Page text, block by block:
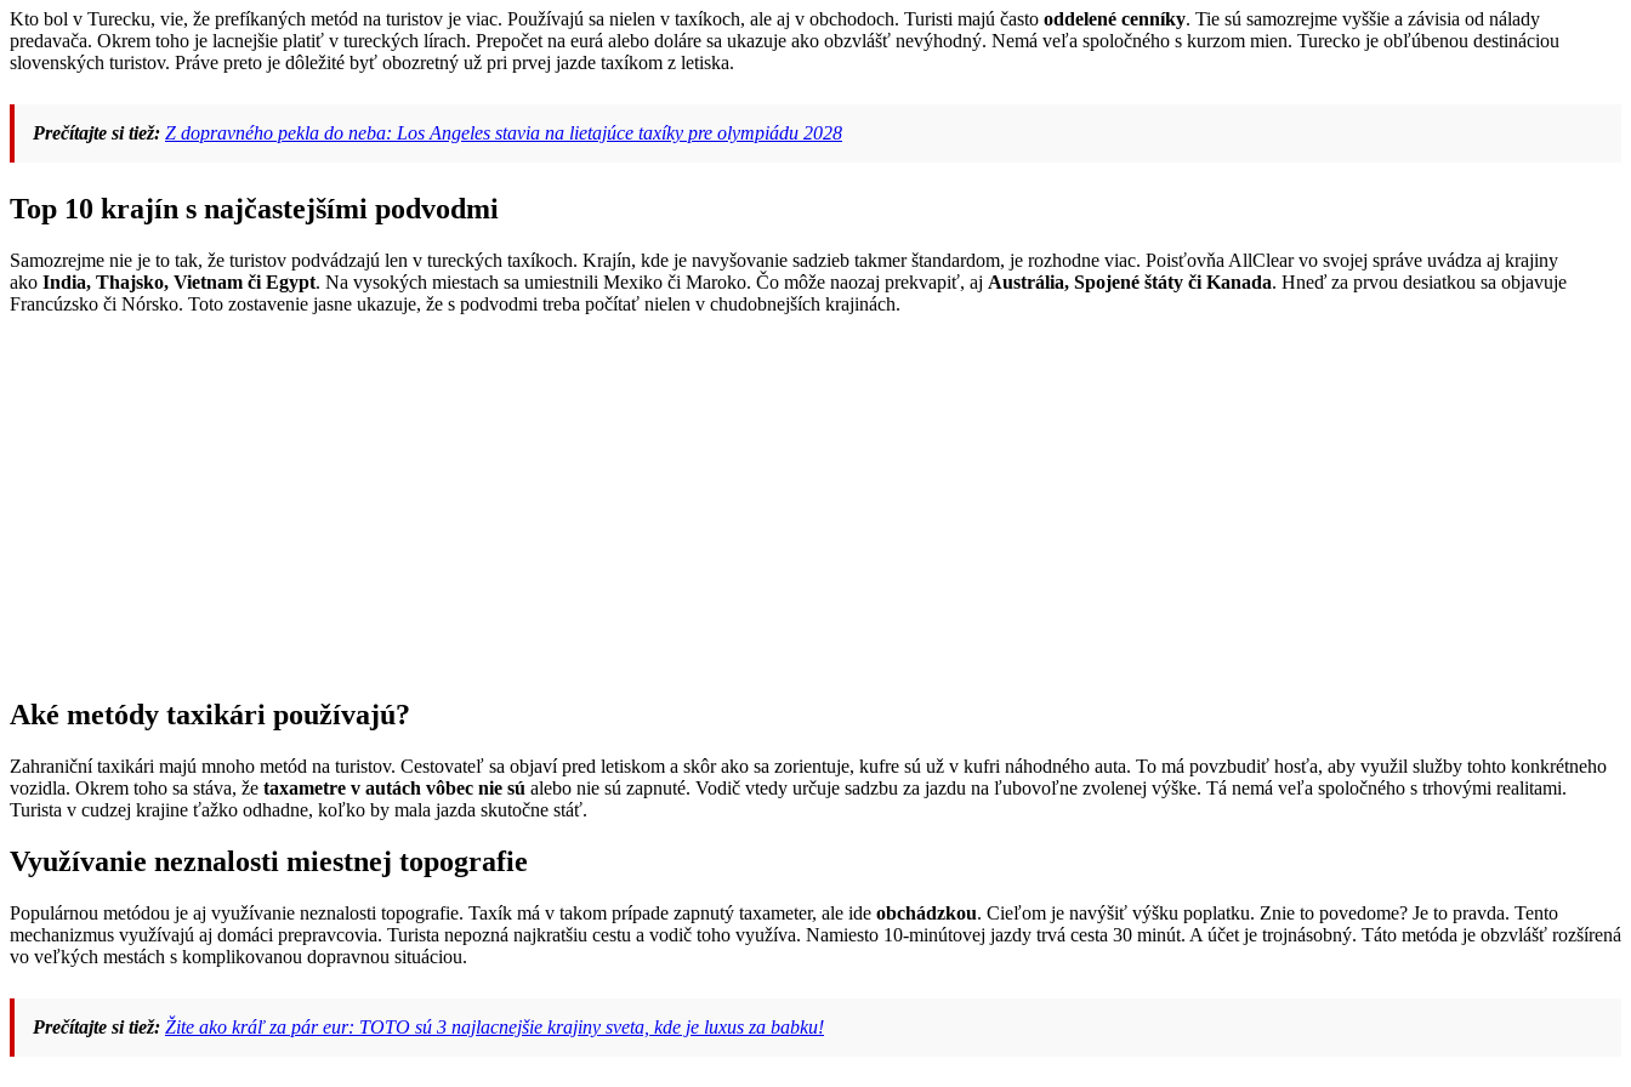
Kto bol v Turecku, vie, že prefíkaných metód na turistov je viac. Používajú sa nielen v taxíkoch, ale aj v obchodoch. Turisti majú často oddelené cenníky. Tie sú samozrejme vyššie a závisia od nálady
predavača. Okrem toho je lacnejšie platiť v tureckých lírach. Prepočet na eurá alebo doláre sa ukazuje ako obzvlášť nevýhodný. Nemá veľa spoločného s kurzom mien. Turecko je obľúbenou destináciou
slovenských turistov. Práve preto je dôležité byť obozretný už pri prvej jazde taxíkom z letiska.
Prečítajte si tiež: Z dopravného pekla do neba: Los Angeles stavia na lietajúce taxíky pre olympiádu 2028
Top 10 krajín s najčastejšími podvodmi
Samozrejme nie je to tak, že turistov podvádzajú len v tureckých taxíkoch. Krajín, kde je navyšovanie sadzieb takmer štandardom, je rozhodne viac. Poisťovňa AllClear vo svojej správe uvádza aj krajiny
ako India, Thajsko, Vietnam či Egypt. Na vysokých miestach sa umiestnili Mexiko či Maroko. Čo môže naozaj prekvapiť, aj Austrália, Spojené štáty či Kanada. Hneď za prvou desiatkou sa objavuje
Francúzsko či Nórsko. Toto zostavenie jasne ukazuje, že s podvodmi treba počítať nielen v chudobnejších krajinách.
Aké metódy taxikári používajú?
Zahraniční taxikári majú mnoho metód na turistov. Cestovateľ sa objaví pred letiskom a skôr ako sa zorientuje, kufre sú už v kufri náhodného auta. To má povzbudiť hosťa, aby využil služby tohto konkrétneho
vozidla. Okrem toho sa stáva, že taxametre v autách vôbec nie sú alebo nie sú zapnuté. Vodič vtedy určuje sadzbu za jazdu na ľubovoľne zvolenej výške. Tá nemá veľa spoločného s trhovými realitami.
Turista v cudzej krajine ťažko odhadne, koľko by mala jazda skutočne stáť.
Využívanie neznalosti miestnej topografie
Populárnou metódou je aj využívanie neznalosti topografie. Taxík má v takom prípade zapnutý taxameter, ale ide obchádzkou. Cieľom je navýšiť výšku poplatku. Znie to povedome? Je to pravda. Tento
mechanizmus využívajú aj domáci prepravcovia. Turista nepozná najkratšiu cestu a vodič toho využíva. Namiesto 10-minútovej jazdy trvá cesta 30 minút. A účet je trojnásobný. Táto metóda je obzvlášť rozšírená
vo veľkých mestách s komplikovanou dopravnou situáciou.
Prečítajte si tiež: Žite ako kráľ za pár eur: TOTO sú 3 najlacnejšie krajiny sveta, kde je luxus za babku!